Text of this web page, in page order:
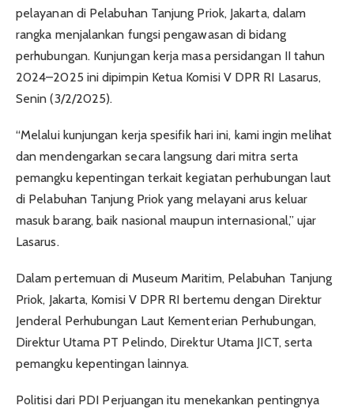
pelayanan di Pelabuhan Tanjung Priok, Jakarta, dalam
rangka menjalankan fungsi pengawasan di bidang
perhubungan. Kunjungan kerja masa persidangan II tahun
2024–2025 ini dipimpin Ketua Komisi V DPR RI Lasarus,
Senin (3/2/2025).
“Melalui kunjungan kerja spesifik hari ini, kami ingin melihat
dan mendengarkan secara langsung dari mitra serta
pemangku kepentingan terkait kegiatan perhubungan laut
di Pelabuhan Tanjung Priok yang melayani arus keluar
masuk barang, baik nasional maupun internasional,” ujar
Lasarus.
Dalam pertemuan di Museum Maritim, Pelabuhan Tanjung
Priok, Jakarta, Komisi V DPR RI bertemu dengan Direktur
Jenderal Perhubungan Laut Kementerian Perhubungan,
Direktur Utama PT Pelindo, Direktur Utama JICT, serta
pemangku kepentingan lainnya.
Politisi dari PDI Perjuangan itu menekankan pentingnya